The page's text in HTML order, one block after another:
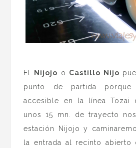
El Nijojo o Castillo Nijo
punto de partida porque
accesible en la línea Tozai
unos 15 mn. de trayecto
estación Nijojo y
la entrada al recinto abierto